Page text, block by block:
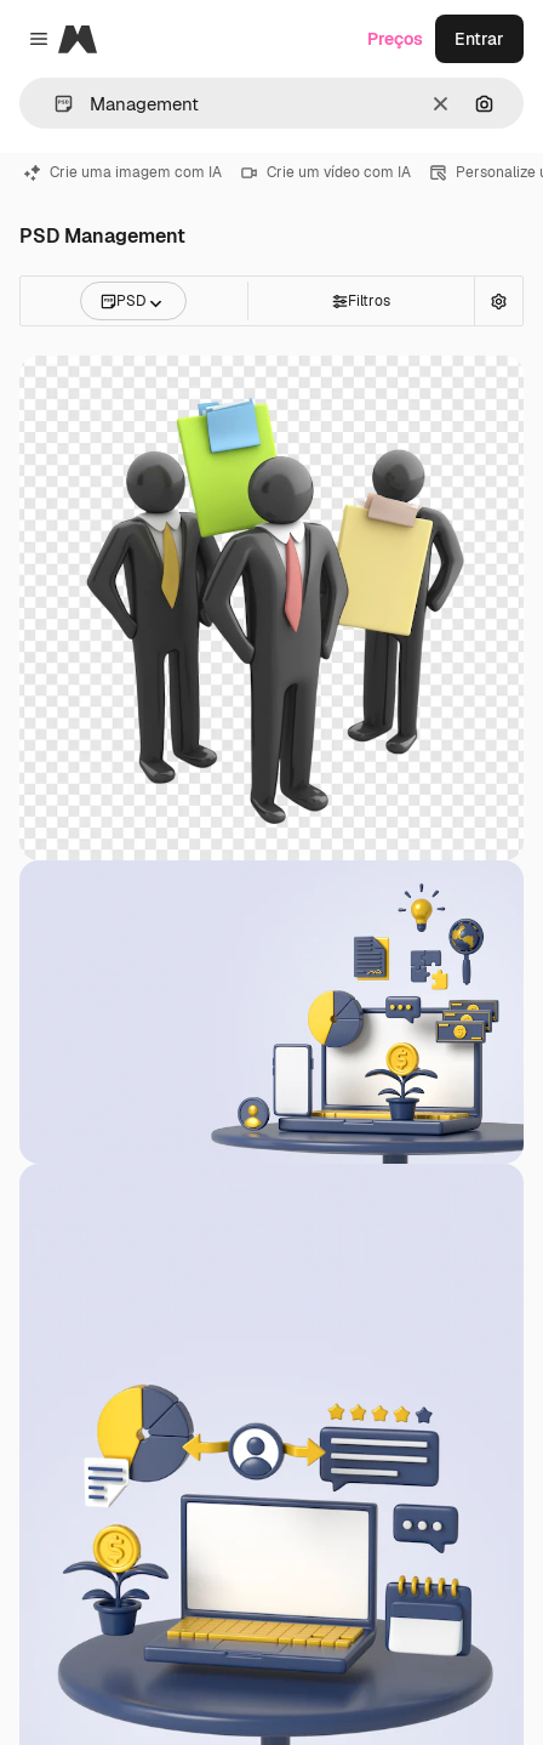
Close menu
Magnific
Limpar
Preços Entrar
Crie uma imagem com IA Crie um vídeo com IA Personalize
PSD Management
PSD Filtros